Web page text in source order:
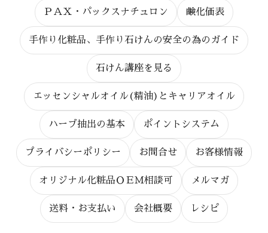
ＰＡＸ・パックスナチュロン 鹸化価表
手作り化粧品、手作り石けんの安全の為のガイド
石けん講座を見る
エッセンシャルオイル(精油)とキャリアオイル
ハーブ抽出の基本 ポイントシステム
プライバシーポリシー お問合せ お客様情報
オリジナル化粧品ＯＥＭ相談可 メルマガ
送料・お支払い 会社概要 レシピ